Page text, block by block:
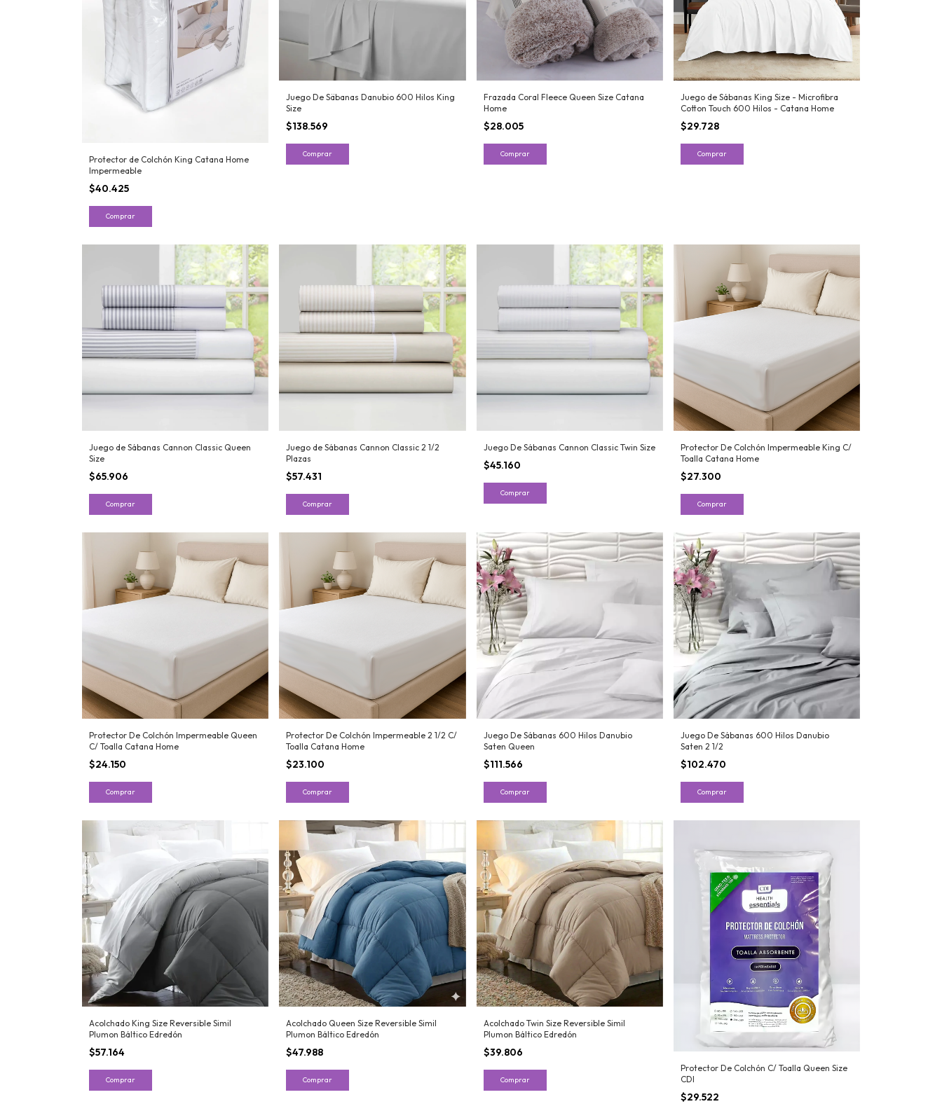
Protector de Colchón King Catana Home
Impermeable
$40.425
Comprar
Juego De Säbanas Danubio 600 Hilos King
Size
$138.569
Comprar
Frazada Coral Fleece Queen Size Catana
Home
$28.005
Comprar
Juego de Sábanas King Size - Microfibra
Cotton Touch 600 Hilos - Catana Home
$29.728
Comprar
Juego de Sábanas Cannon Classic Queen
Size
$65.906
Comprar
Juego de Sábanas Cannon Classic 2 1/2
Plazas
$57.431
Comprar
Juego De Sábanas Cannon Classic Twin Size
$45.160
Comprar
Protector De Colchón Impermeable King C/
Toalla Catana Home
$27.300
Comprar
Protector De Colchón Impermeable Queen
C/ Toalla Catana Home
$24.150
Comprar
Protector De Colchón Impermeable 2 1/2 C/
Toalla Catana Home
$23.100
Comprar
Juego De Sábanas 600 Hilos Danubio
Saten Queen
$111.566
Comprar
Juego De Sábanas 600 Hilos Danubio
Saten 2 1/2
$102.470
Comprar
Acolchado King Size Reversible Simil
Plumon Báltico Edredón
$57.164
Comprar
Acolchado Queen Size Reversible Simil
Plumon Báltico Edredón
$47.988
Comprar
Acolchado Twin Size Reversible Simil
Plumon Báltico Edredón
$39.806
Comprar
Protector De Colchón C/ Toalla Queen Size
CDI
$29.522